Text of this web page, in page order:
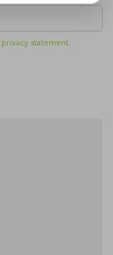
privacy statement.